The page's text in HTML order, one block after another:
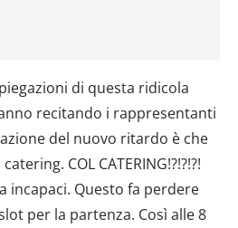
di questa ridicola
recitando i rappresentanti
del nuovo ritardo è che
COL CATERING!?!?!?!
incapaci. Questo fa perdere
per la partenza. Così alle 8